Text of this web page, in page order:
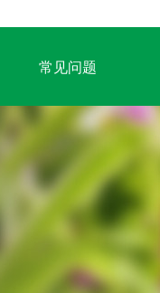
常见问题